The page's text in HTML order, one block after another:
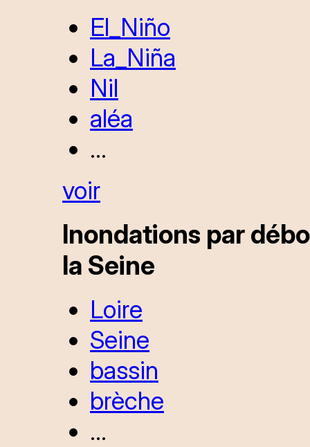
El_Niño
La_Niña
Nil
aléa
...
voir
Inondations par
la Seine
Loire
Seine
bassin
brèche
...